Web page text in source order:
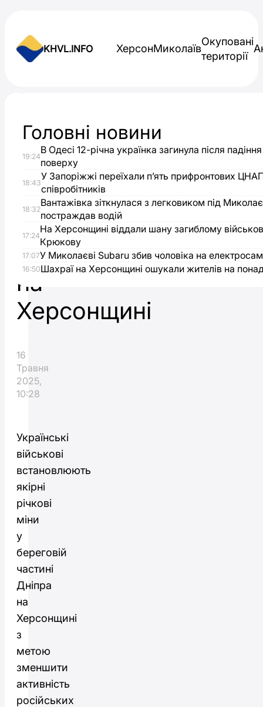
KHVL.INFO ХерсонМиколаїв
Окуповані
території
ЗСУ
мінують
берегову
зону
Дніпра
на
Херсонщині
16
Травня
2025,
10:28
Українські
військові
встановлюють
якірні
річкові
міни
у
береговій
частині
Дніпра
на
Херсонщині
з
метою
зменшити
активність
російських
Головні новини
19:24
В Одесі 12-річна українка загинула після
поверху
18:43
У Запоріжжі переїхали п’ять прифронтових
співробітників
18:32
Вантажівка зіткнулася з легковиком під
постраждав водій
17:24
На Херсонщині віддали шану загиблому
Крюкову
17:07У Миколаєві Subaru збив чоловіка на
16:50Шахраї на Херсонщині ошукали жителів на